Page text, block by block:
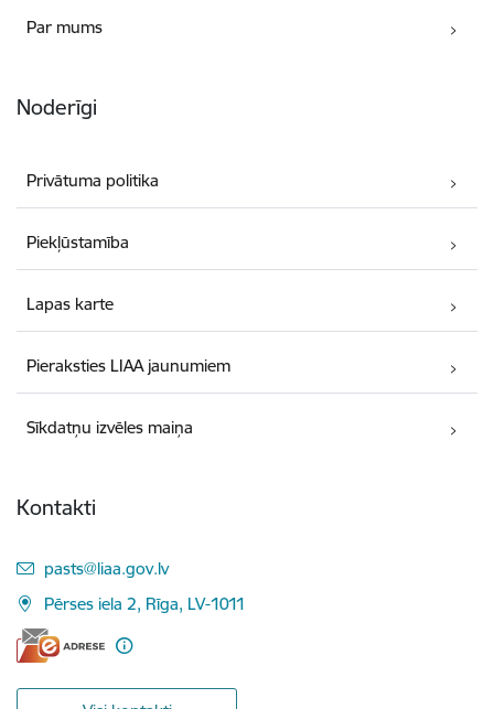
Par mums
Noderīgi
Privātuma politika
Piekļūstamība
Lapas karte
Pieraksties LIAA jaunumiem
Sīkdatņu izvēles maiņa
Kontakti
E-pasts:
pasts@liaa.gov.lv
Pērses iela 2, Rīga, LV-1011